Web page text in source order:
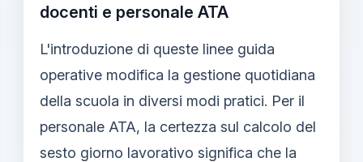
docenti e personale ATA
L'introduzione di queste linee guida
operative modifica la gestione quotidiana
della scuola in diversi modi pratici. Per il
personale ATA, la certezza sul calcolo del
sesto giorno lavorativo significa che la